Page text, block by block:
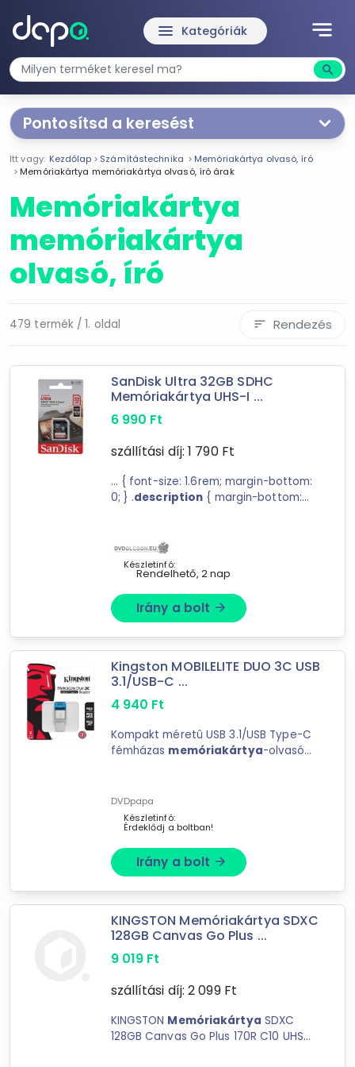
notes
menu Kategóriák
search
Pontosítsd a keresést
Segítünk a keresésben!
Válaszd ki a jellemzőketTe magad!
Termékjellemzők
Kingston
Transcend
MicroSD
Smart
USB
USB 3.0
Memóriakártya
Ár szűrése
830 069 Ft
Szűrés
kínálatából!
tovább válogatok »
Itt vagy: Kezdőlap Számítástechnika
Memóriakártya olvasó, író
Memóriakártya memóriakártya olvasó, író árak
Memóriakártya
memóriakártya
olvasó, író
479 termék / 1. oldal sort Rendezés
SanDisk Ultra 32GB SDHC
Memóriakártya UHS-I ...
6 990 Ft
szállítási díj: 1 790Ft
... { font-size: 1.6rem; margin-bottom:
0; } .description { margin-bottom:
memóriakártyát
az élet ...
Készletinfó:
Rendelhető, 2 nap
Irány a bolt arrow_forward
Kingston MOBILELITE DUO 3C USB
3.1/USB-C ...
4 940 Ft
Kompakt méretû USB 3.1/USB Type-C
fémházas memóriakártya-olvasó
memóriakártyákhoz
DVDpapa
Készletinfó:
Érdeklődj a boltban!
Irány a bolt arrow_forward
KINGSTON Memóriakártya SDXC
128GB Canvas Go Plus ...
9 019 Ft
szállítási díj: 2 099Ft
KINGSTON Memóriakártya SDXC
128GB Canvas Go Plus 170R C10 UHS-I